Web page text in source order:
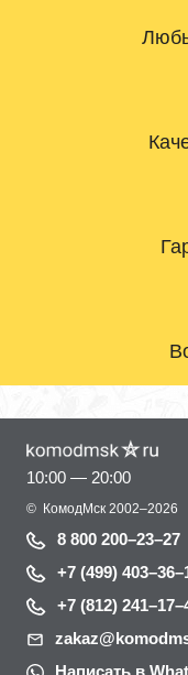
10:00 — 20:00
© КомодМск 2002–2026
8 800 200–23–27
+7 (499)
+7 (812)
Написать в